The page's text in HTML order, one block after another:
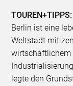
Berlin ist eine
Weltstadt mit
wirtschaftlichem
legte den